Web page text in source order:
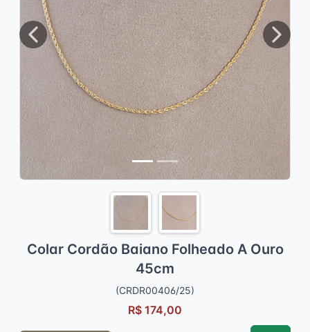
Previous Next
Colar Cordão Baiano Folheado A Ouro
45cm
(CRDR00406/25)
R$ 174,00